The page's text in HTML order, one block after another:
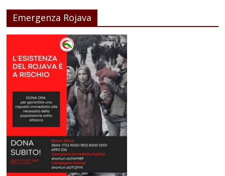
Emergenza Rojava